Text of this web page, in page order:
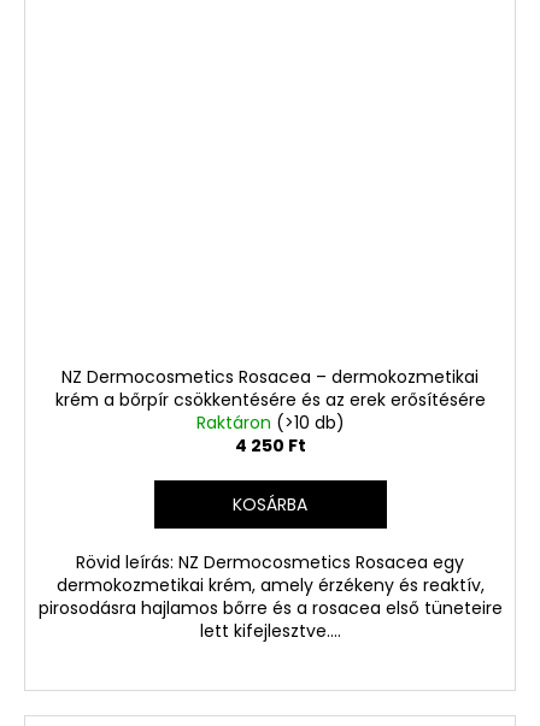
NZ Dermocosmetics Rosacea – dermokozmetikai
krém a bőrpír csökkentésére és az erek erősítésére
Raktáron (>10 db)
4 250 Ft
KOSÁRBA
Rövid leírás: NZ Dermocosmetics Rosacea egy
dermokozmetikai krém, amely érzékeny és reaktív,
pirosodásra hajlamos bőrre és a rosacea első tüneteire
lett kifejlesztve....